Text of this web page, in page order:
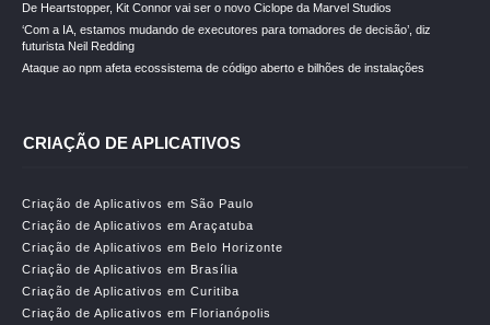
De Heartstopper, Kit Connor vai ser o novo Ciclope da Marvel Studios
‘Com a IA, estamos mudando de executores para tomadores de decisão’, diz
futurista Neil Redding
Ataque ao npm afeta ecossistema de código aberto e bilhões de instalações
CRIAÇÃO DE APLICATIVOS
Criação de Aplicativos em São Paulo
Criação de Aplicativos em Araçatuba
Criação de Aplicativos em Belo Horizonte
Criação de Aplicativos em Brasília
Criação de Aplicativos em Curitiba
Criação de Aplicativos em Florianópolis